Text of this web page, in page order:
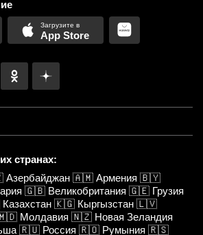
App Store
странах:
Азербайджан 🇦🇲 Армения 🇧🇾
🇬🇧 Великобритания 🇬🇪 Грузия
Казахстан 🇰🇬 Кыргызстан 🇱🇻
Молдавия 🇳🇿 Новая Зеландия
🇷🇺 Россия 🇷🇴 Румыния 🇷🇸